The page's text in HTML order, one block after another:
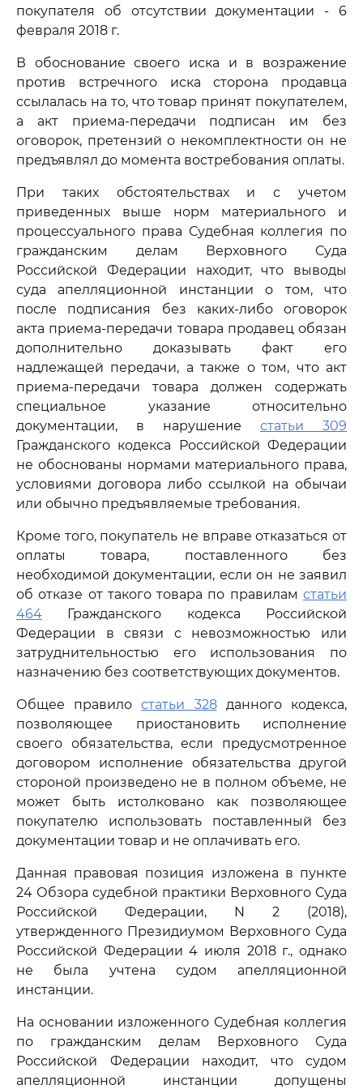
покупателя об отсутствии документации - 6
февраля 2018 г.
В обоснование своего иска и в возражение
против встречного иска сторона продавца
ссылалась на то, что товар принят покупателем,
а акт приема-передачи подписан им без
оговорок, претензий о некомплектности он не
предъявлял до момента востребования оплаты.
При таких обстоятельствах и с учетом
приведенных выше норм материального и
процессуального права Судебная коллегия по
гражданским делам Верховного Суда
Российской Федерации находит, что выводы
суда апелляционной инстанции о том, что
после подписания без каких-либо оговорок
акта приема-передачи товара продавец обязан
дополнительно доказывать факт его
надлежащей передачи, а также о том, что акт
приема-передачи товара должен содержать
специальное указание относительно
документации, в нарушение статьи 309
Гражданского кодекса Российской Федерации
не обоснованы нормами материального права,
условиями договора либо ссылкой на обычаи
или обычно предъявляемые требования.
Кроме того, покупатель не вправе отказаться от
оплаты товара, поставленного без
необходимой документации, если он не заявил
об отказе от такого товара по правилам статьи
464 Гражданского кодекса Российской
Федерации в связи с невозможностью или
затруднительностью его использования по
назначению без соответствующих документов.
Общее правилостатьи 328данного кодекса,
позволяющее приостановить исполнение
своего обязательства, если предусмотренное
договором исполнение обязательства другой
стороной произведено не в полном объеме, не
может быть истолковано как позволяющее
покупателю использовать поставленный без
документации товар и не оплачивать его.
Данная правовая позиция изложена в пункте
24 Обзора судебной практики Верховного Суда
Российской Федерации, N 2 (2018),
утвержденного Президиумом Верховного Суда
Российской Федерации 4 июля 2018 г., однако
не была учтена судом апелляционной
инстанции.
На основании изложенного Судебная коллегия
по гражданским делам Верховного Суда
Российской Федерации находит, что судом
апелляционной инстанции допущены